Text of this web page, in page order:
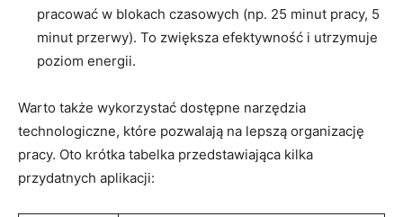
pracować ⁣w blokach czasowych (np. 25 minut pracy, 5
minut przerwy).‍ To⁢ zwiększa⁣ efektywność​ i utrzymuje
‍poziom energii.
Warto‌ także wykorzystać dostępne​ narzędzia
technologiczne, ⁢które⁤ pozwalają‍ na ⁢lepszą⁢ organizację⁣
pracy.⁢ Oto krótka tabelka przedstawiająca kilka
przydatnych aplikacji: